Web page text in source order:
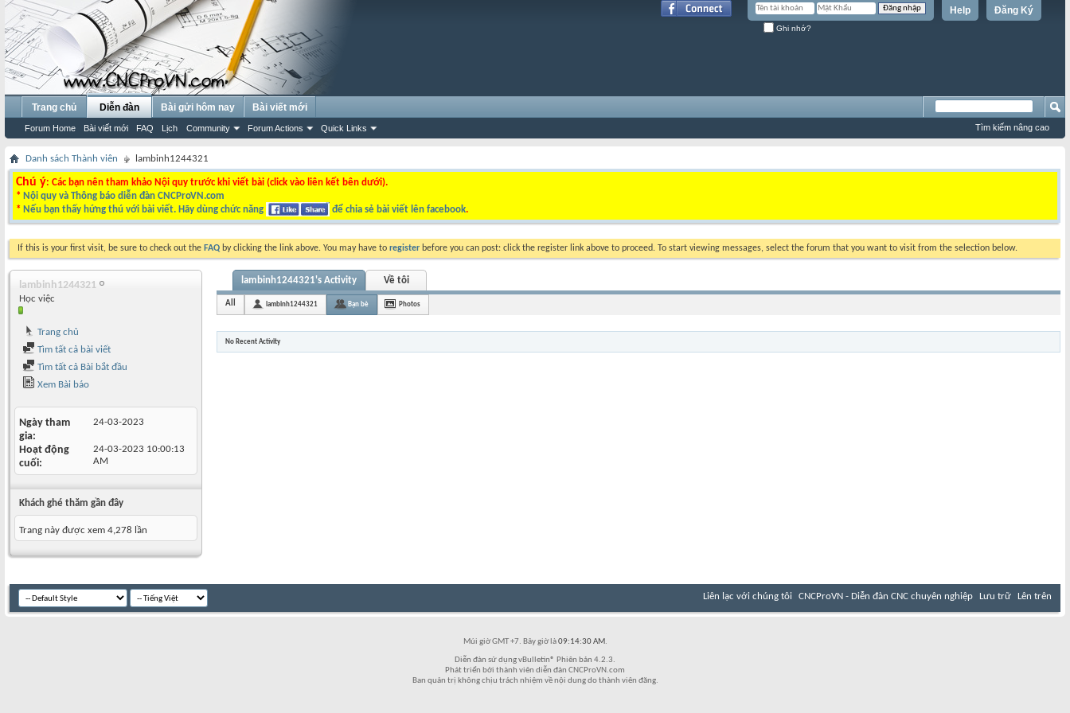
Đăng Ký
Help
Ghi nhớ?
Trang chủ Diễn đàn
Forum Home Bài viết mới FAQ Lịch Community Forum Actions Quick Links
Bài gửi hôm nay Bài viết mới
Tìm kiếm nâng cao
Danh sách Thành viên lambinh1244321
Chú ý: Các bạn nên tham khảo Nội quy trước khi viết bài (click vào liên kết bên dưới).
* Nội quy và Thông báo diễn đàn CNCProVN.com
* Nếu bạn thấy hứng thú với bài viết. Hãy dùng chức năng để chia sẻ bài viết lên facebook.
If this is your first visit, be sure to check out the FAQ by clicking the link above. You may have to register before you can post: click the register link above to proceed. To start viewing messages, select the forum that you want to visit from the selection below.
lambinh1244321
Học việc
Trang chủ
Tìm tất cả bài viết
Tìm tất cả Bài bắt đầu
Xem Bài báo
Ngày tham
gia
24-03-2023
Hoạt động
cuối
24-03-2023 10:00:13
AM
Khách ghé thăm gần đây
Trang này được xem 4,278 lần
lambinh1244321's Activity Về tôi
All lambinh1244321 Bạn bè Photos
No Recent Activity
Liên lạc với chúng tôi CNCProVN - Diễn đàn CNC chuyên nghiệp Lưu trữ Lên trên
Múi giờ GMT +7. Bây giờ là09:14:30 AM.
Diễn đàn sử dụng vBulletin® Phiên bản 4.2.3.
Phát triển bởi thành viên diễn đàn CNCProVN.com
Ban quản trị không chịu trách nhiệm về nội dung do thành viên đăng.